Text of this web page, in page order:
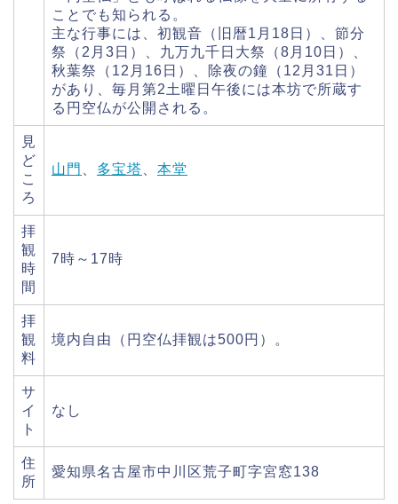
ことでも知られる。
主な行事には、初観音（旧暦1月18日）、節分
祭（2月3日）、九万九千日大祭（8月10日）、
秋葉祭（12月16日）、除夜の鐘（12月31日）
があり、毎月第2土曜日午後には本坊で所蔵す
る円空仏が公開される。
見
ど
こ
ろ
山門 多宝塔 本堂
拝
観
時
間
7時～17時
拝
観
料
境内自由（円空仏拝観は500円）。
サ
イ
ト
なし
住
所
愛知県名古屋市中川区荒子町字宮窓138